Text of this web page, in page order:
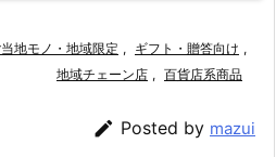
地モノ・地域限定 , ギフト・贈答向け ,
地域チェーン店 , 百貨店系商品
 Posted by mazui